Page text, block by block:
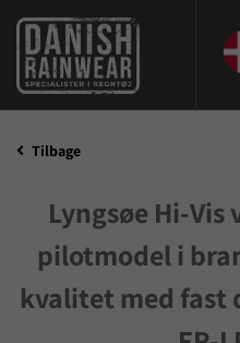
Tilbage
Lyngsøe Hi-
pilotmodel i
kvalitet med fast